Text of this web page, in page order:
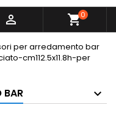
 shopping_cart0
per arredamento bar
cm112.5x11.8h-per
BAR